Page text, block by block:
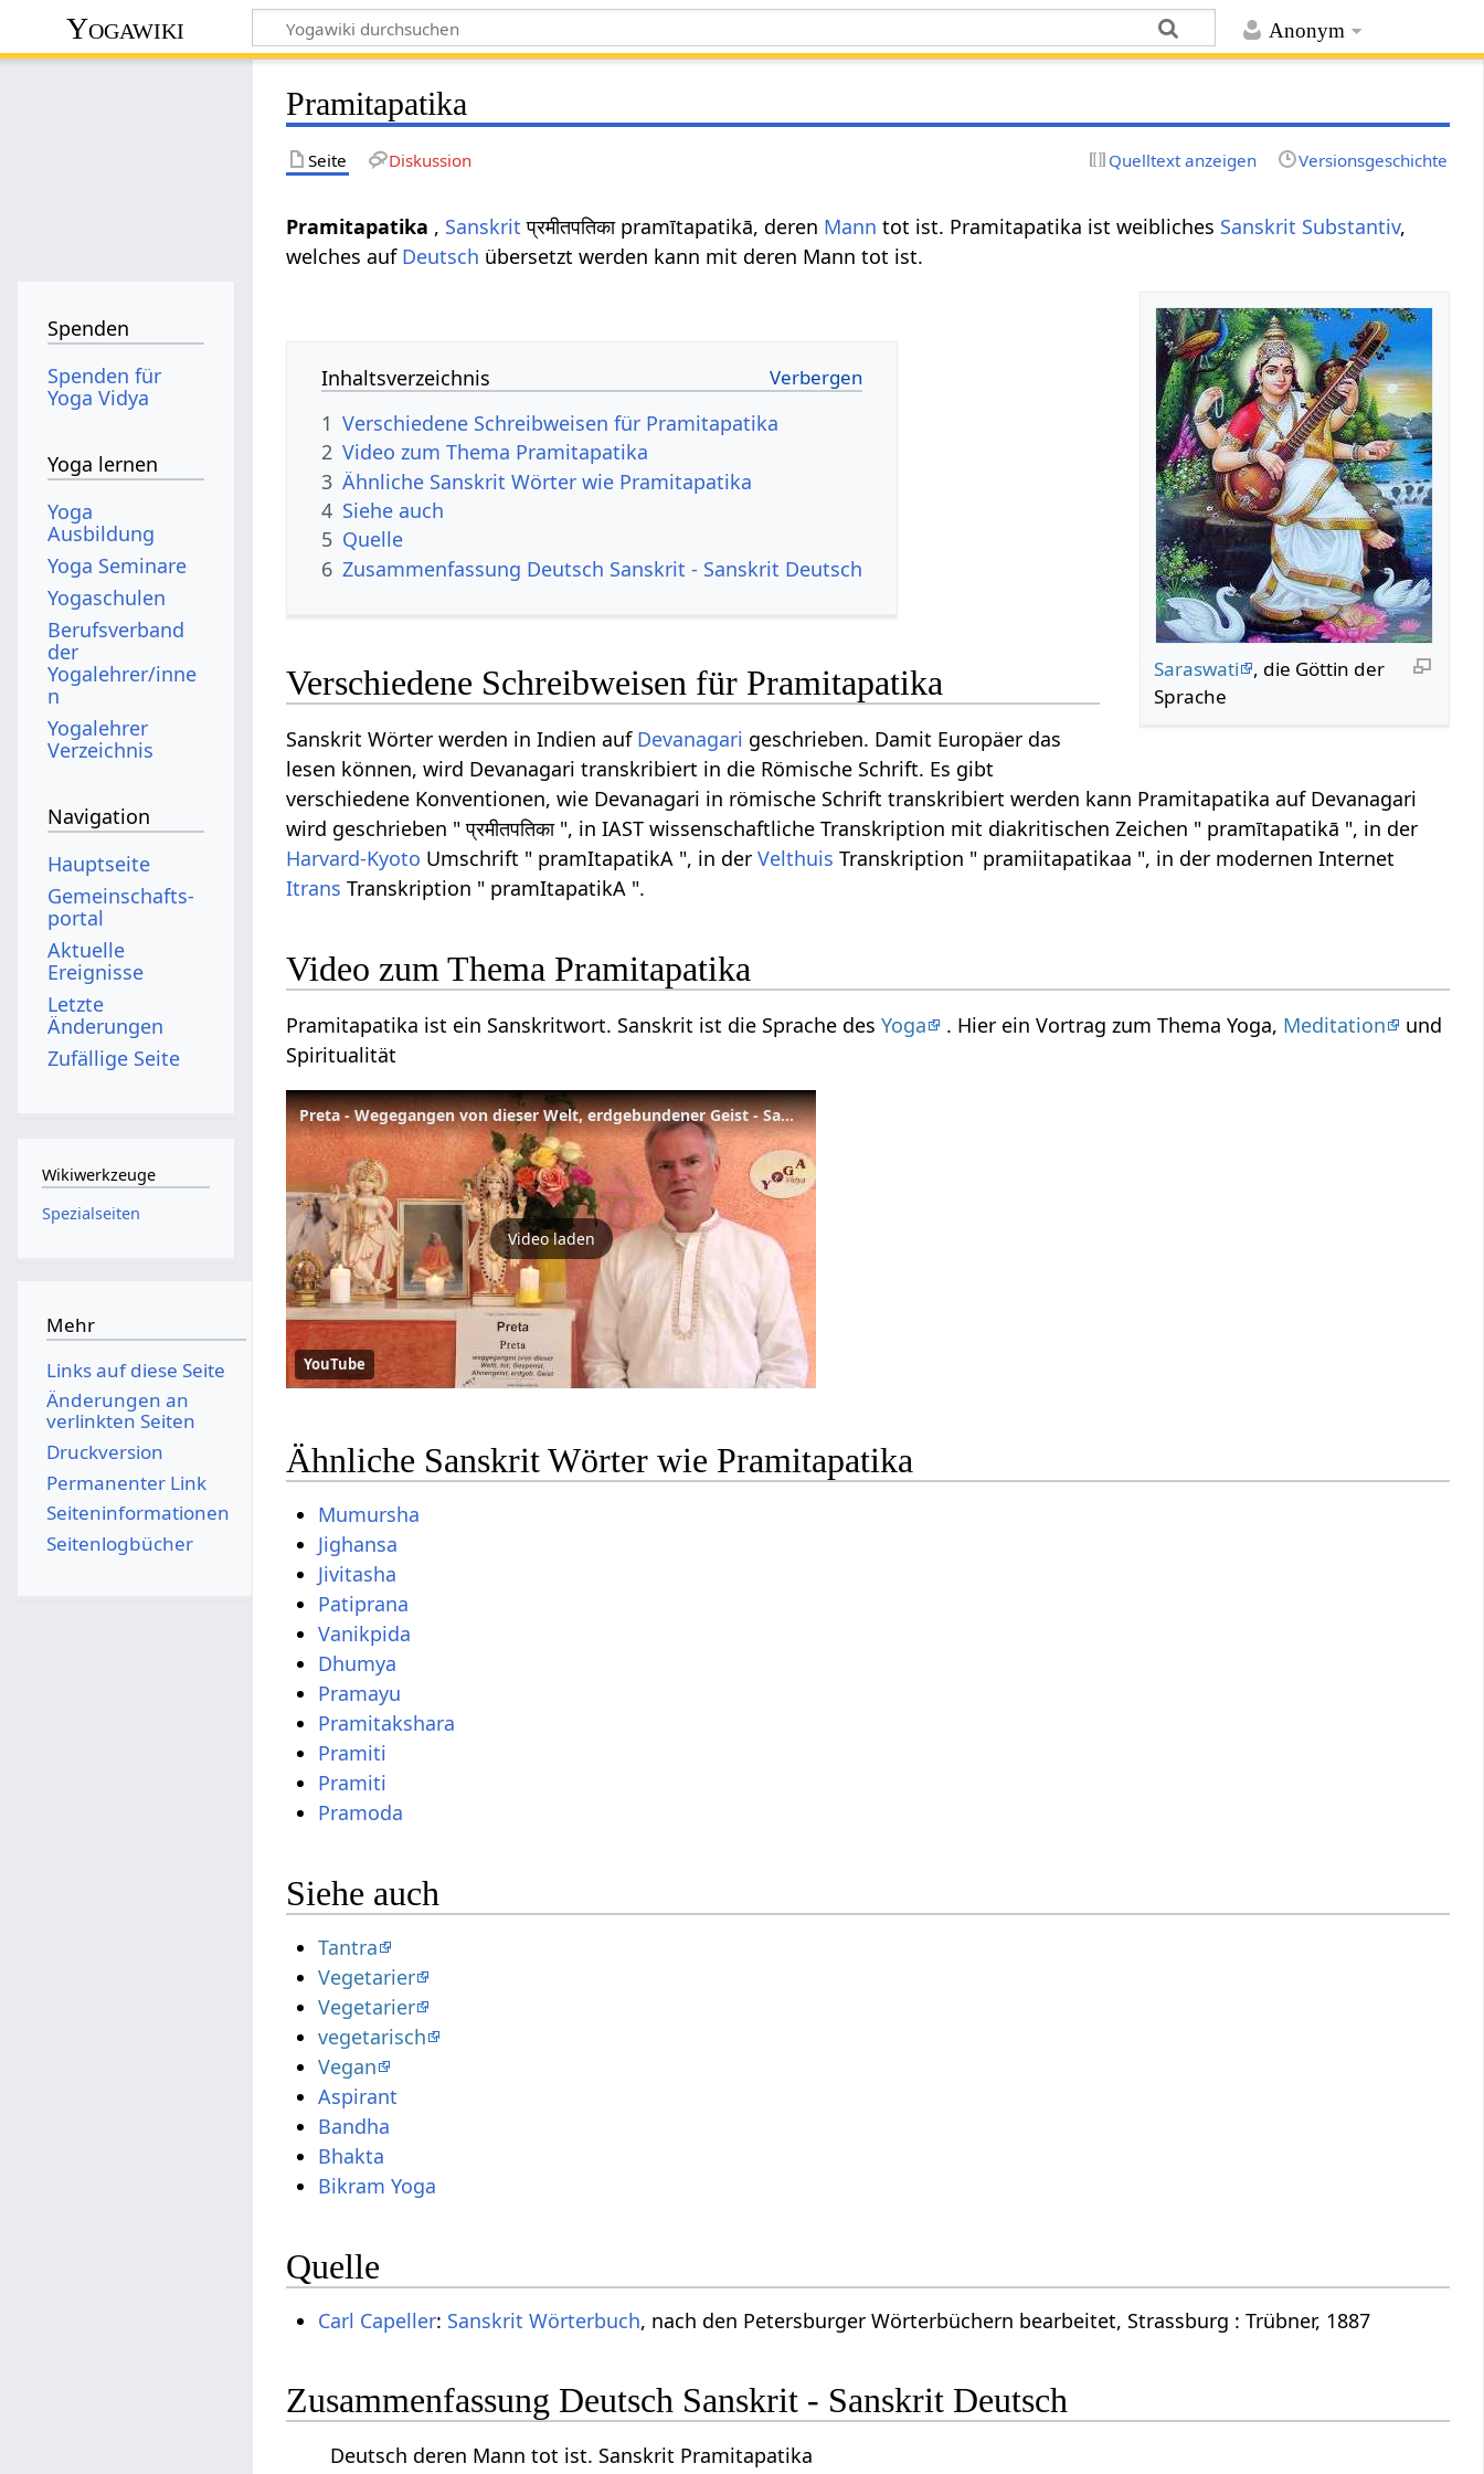
Anonym
Yogawiki
Pramitapatika
Seite Diskussion Quelltext anzeigen Versionsgeschichte
Pramitapatika , Sanskrit प्रमीतपतिका pramītapatikā, deren Mann tot ist. Pramitapatika ist weibliches Sanskrit Substantiv,
welches auf Deutsch übersetzt werden kann mit deren Mann tot ist.
Saraswati
, die Göttin der
Sprache
Inhaltsverzeichnis
1 Verschiedene Schreibweisen für Pramitapatika
2 Video zum Thema Pramitapatika
3 Ähnliche Sanskrit Wörter wie Pramitapatika
4 Siehe auch
5 Quelle
6 Zusammenfassung Deutsch Sanskrit - Sanskrit Deutsch
Verschiedene Schreibweisen für Pramitapatika
Sanskrit Wörter werden in Indien auf Devanagari geschrieben. Damit Europäer das
lesen können, wird Devanagari transkribiert in die Römische Schrift. Es gibt
verschiedene Konventionen, wie Devanagari in römische Schrift transkribiert werden kann Pramitapatika auf Devanagari
wird geschrieben " प्रमीतपतिका ", in IAST wissenschaftliche Transkription mit diakritischen Zeichen " pramītapatikā ", in der
Harvard-Kyoto Umschrift " pramItapatikA ", in derVelthuis Transkription " pramiitapatikaa ", in der modernen Internet
Itrans Transkription " pramItapatikA ".
Video zum Thema Pramitapatika
Pramitapatika ist ein Sanskritwort. Sanskrit ist die Sprache desYoga . Hier ein Vortrag zum Thema Yoga, Meditation
und
Spiritualität
Preta - Wegegangen von dieser Welt, erdgebundener Geist - Sanskrit Wörterbuch
Video laden
YouTube
Ähnliche Sanskrit Wörter wie Pramitapatika
Mumursha
Jighansa
Jivitasha
Patiprana
Vanikpida
Dhumya
Pramayu
Pramitakshara
Pramiti
Pramiti
Pramoda
Siehe auch
Tantra
Vegetarier
Vegetarier
vegetarisch
Vegan
Aspirant
Bandha
Bhakta
Bikram Yoga
Quelle
Carl Capeller: Sanskrit Wörterbuch, nach den Petersburger Wörterbüchern bearbeitet, Strassburg : Trübner, 1887
Zusammenfassung Deutsch Sanskrit - Sanskrit Deutsch
Deutsch deren Mann tot ist. Sanskrit Pramitapatika
Spenden
Spenden für
Yoga Vidya
Yoga lernen
Yoga
Ausbildung
Yoga Seminare
Yogaschulen
Berufsverband
der
Yogalehrer/inne
n
Yogalehrer
Verzeichnis
Navigation
Hauptseite
Gemeinschafts­
portal
Aktuelle
Ereignisse
Letzte
Änderungen
Zufällige Seite
Wikiwerkzeuge
Spezialseiten
Mehr
Links auf diese Seite
Änderungen an
verlinkten Seiten
Druckversion
Permanenter Link
Seiten­­informationen
Seitenlogbücher